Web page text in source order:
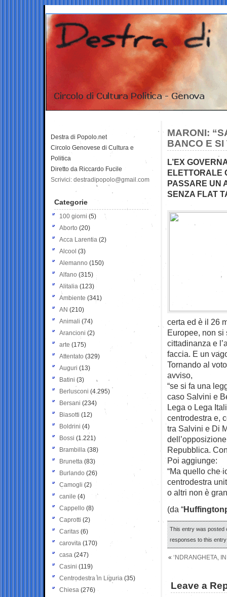
MARONI:
BANCO E SI
L’EX
ELETTORALE
PASSARE UN
SENZA FLAT
certa ed è il 26
Europee, non si
cittadinanza e
faccia. E un
Tornando al
avviso,
“se si fa una
caso Salvini e
Lega o Lega
centrodestra e,
tra Salvini e Di
Repubblica.
Poi aggiunge:
“Ma quello che
centrodestra
o altri non è
(da “
This entry was posted
responses to this
« ‘NDRANGHETA,
Leave a
Destra di Popolo.net
Circolo Genovese di Cultura e
Politica
Diretto da Riccardo Fucile
Scrivici: destradipopolo@gmail.com
Categorie
100 giorni (5)
Aborto (20)
Acca Larentia (2)
Alcool (3)
Alemanno (150)
Alfano (315)
Alitalia (123)
Ambiente (341)
AN (210)
Animali (74)
Arancioni (2)
arte (175)
Attentato (329)
Auguri (13)
Batini (3)
Berlusconi (4.295)
Bersani (234)
Biasotti (12)
Boldrini (4)
Bossi (1.221)
Brambilla (38)
Brunetta (83)
Burlando (26)
Camogli (2)
canile (4)
Cappello (8)
Caprotti (2)
Caritas (6)
carovita (170)
casa (247)
Casini (119)
Centrodestra in Liguria (35)
Chiesa (276)